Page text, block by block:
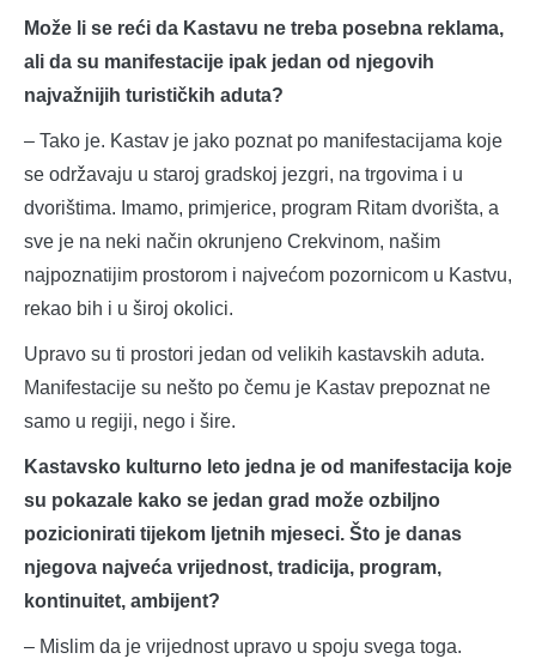
Može li se reći da Kastavu ne treba posebna reklama,
ali da su manifestacije ipak jedan od njegovih
najvažnijih turističkih aduta?
– Tako je. Kastav je jako poznat po manifestacijama koje
se održavaju u staroj gradskoj jezgri, na trgovima i u
dvorištima. Imamo, primjerice, program Ritam dvorišta, a
sve je na neki način okrunjeno Crekvinom, našim
najpoznatijim prostorom i najvećom pozornicom u Kastvu,
rekao bih i u široj okolici.
Upravo su ti prostori jedan od velikih kastavskih aduta.
Manifestacije su nešto po čemu je Kastav prepoznat ne
samo u regiji, nego i šire.
Kastavsko kulturno leto jedna je od manifestacija koje
su pokazale kako se jedan grad može ozbiljno
pozicionirati tijekom ljetnih mjeseci. Što je danas
njegova najveća vrijednost, tradicija, program,
kontinuitet, ambijent?
– Mislim da je vrijednost upravo u spoju svega toga.